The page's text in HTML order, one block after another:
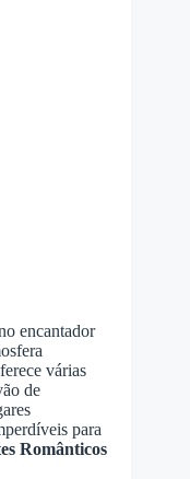
encantador
várias
de
para
Românticos